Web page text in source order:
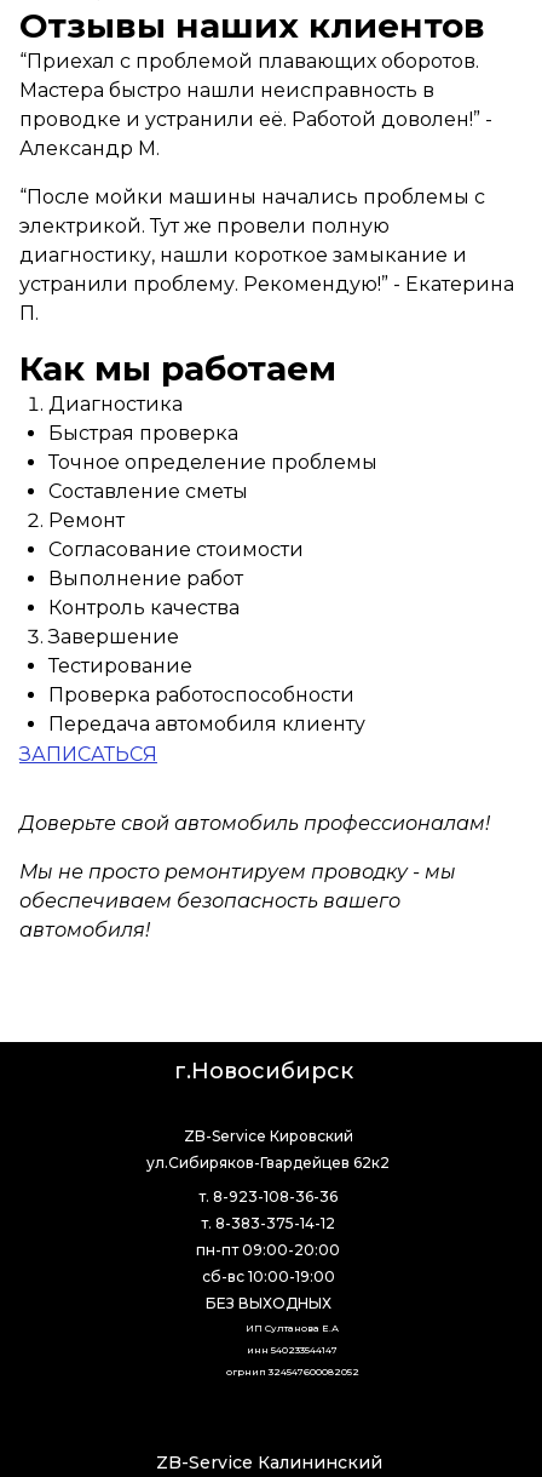
Отзывы наших клиентов
“Приехал с проблемой плавающих оборотов.
Мастера быстро нашли неисправность в
проводке и устранили её. Работой доволен!” -
Александр М.
“После мойки машины начались проблемы с
электрикой. Тут же провели полную
диагностику, нашли короткое замыкание и
устранили проблему. Рекомендую!” - Екатерина
П.
Как мы работаем
Диагностика
Быстрая проверка
Точное определение проблемы
Составление сметы
Ремонт
Согласование стоимости
Выполнение работ
Контроль качества
Завершение
Тестирование
Проверка работоспособности
Передача автомобиля клиенту
ЗАПИСАТЬСЯ
Доверьте свой автомобиль профессионалам!
Мы не просто ремонтируем проводку - мы
обеспечиваем безопасность вашего
автомобиля!
г.Новосибирск
т. 8-923-108-36-36
т. 8-383-375-14-12
пн-пт 09:00-20:00
сб-вс 10:00-19:00
БЕЗ ВЫХОДНЫХ
ZB-Service Калининский
ZB-Service Кировский
ул.Сибиряков-Гвардейцев 62к2
ИП Султанова Е.А
инн 540233544147
огрнип 324547600082052